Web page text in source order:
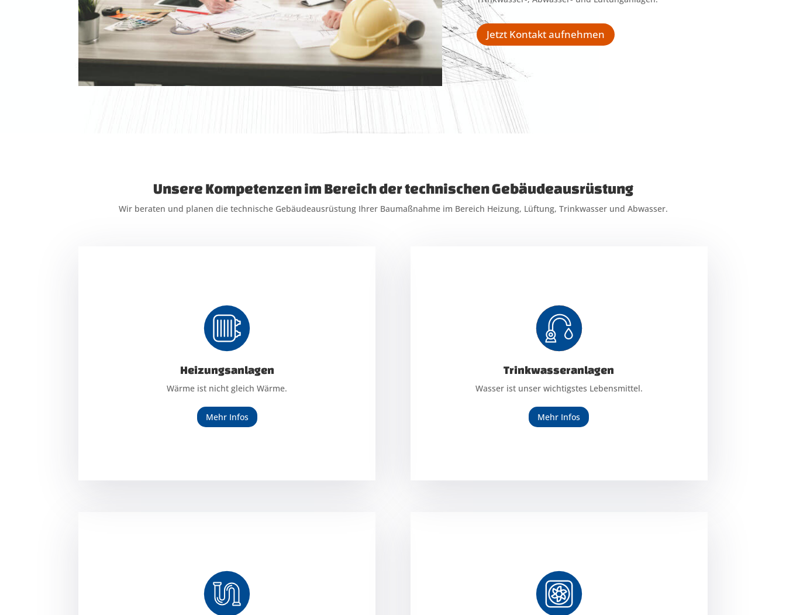
Jetzt Kontakt aufnehmen
Unsere Kompetenzen im Bereich der technischen Gebäudeausrüstung
Wir beraten und planen die technische Gebäudeausrüstung Ihrer Baumaßnahme im Bereich Heizung, Lüftung, Trinkwasser und Abwasser.
Heizungsanlagen
Wärme ist nicht gleich Wärme.
Mehr Infos
Heizungsanlagen
Wärme ist nicht gleich Wärme.
Mehr Infos
Trinkwasseranlagen
Wasser ist unser wichtigstes Lebensmittel.
Mehr Infos
Trinkwasseranlagen
Wasser ist unser wichtigstes Lebensmittel.
Mehr Infos